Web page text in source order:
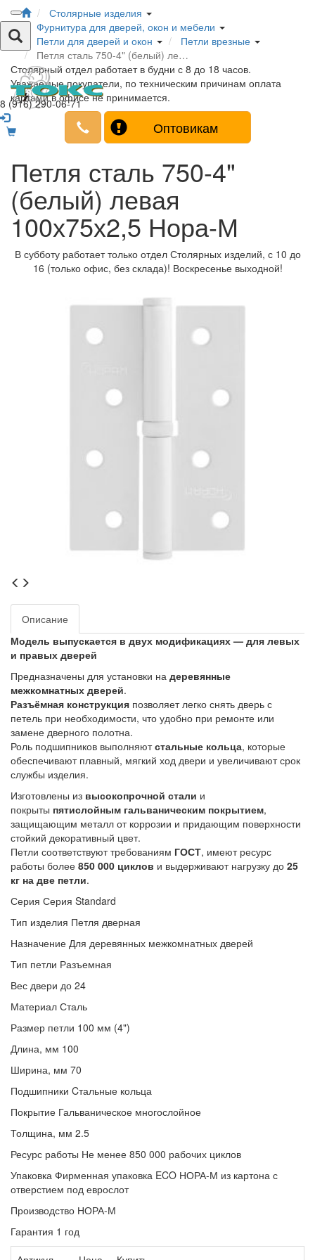
8 (916) 290-06-71
Столярные изделия
Фурнитура для дверей, окон и мебели
Петли для дверей и окон
Петли врезные
Петля сталь 750-4" (белый) ле…
Столярный отдел работает в будни с 8 до 18 часов.
Уважаемые покупатели, по техническим причинам оплата
картами в офисе не принимается.
Оптовикам
Петля сталь 750-4"
(белый) левая
100х75х2,5 Нора-М
В субботу работает только отдел Столярных изделий, с 10 до
16 (только офис, без склада)! Воскресенье выходной!
Описание
Модель выпускается в двух модификациях — для левых
и правых дверей
Предназначены для установки на деревянные
межкомнатных дверей.
Разъёмная конструкция позволяет легко снять дверь с
петель при необходимости, что удобно при ремонте или
замене дверного полотна.
Роль подшипников выполняютстальные кольца, которые
обеспечивают плавный, мягкий ход двери и увеличивают срок
службы изделия.
Изготовлены из высокопрочной стали и
покрыты пятислойным гальваническим покрытием,
защищающим металл от коррозии и придающим поверхности
стойкий декоративный цвет.
Петли соответствуют требованиям ГОСТ, имеют ресурс
работы более 850 000 циклов и выдерживают нагрузку до 25
кг на две петли.
Серия Серия Standard
Тип изделия Петля дверная
Назначение Для деревянных межкомнатных дверей
Тип петли Разъемная
Вес двери до 24
Материал Сталь
Размер петли 100 мм (4")
Длина, мм 100
Ширина, мм 70
Подшипники Cтальные кольца
Покрытие Гальваническое многослойное
Толщина, мм 2.5
Ресурс работы Не менее 850 000 рабочих циклов
Упаковка Фирменная упаковка ECO НОРА-М из картона с
отверстием под еврослот
Производство НОРА-М
Гарантия 1 год